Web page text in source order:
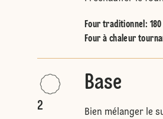
Four traditionnel :
Four à chaleur
2
Base
Bien mélanger le